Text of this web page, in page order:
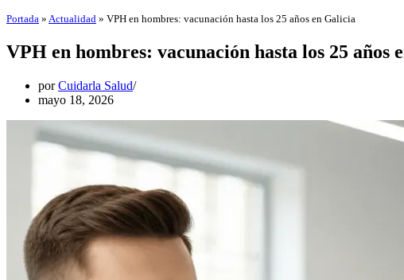
Portada » Actualidad » VPH en hombres: vacunación hasta los 25 años en Galicia
VPH en hombres: vacunación hasta los 25 años
porCuidarla Salud
mayo 18, 2026